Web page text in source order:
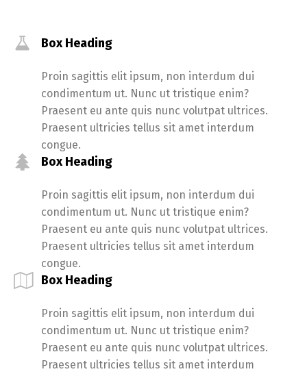
Box Heading
Proin sagittis elit ipsum, non interdum dui
condimentum ut. Nunc ut tristique enim?
Praesent eu ante quis nunc volutpat ultrices.
Praesent ultricies tellus sit amet interdum
congue.
Box Heading
Proin sagittis elit ipsum, non interdum dui
condimentum ut. Nunc ut tristique enim?
Praesent eu ante quis nunc volutpat ultrices.
Praesent ultricies tellus sit amet interdum
congue.
Box Heading
Proin sagittis elit ipsum, non interdum dui
condimentum ut. Nunc ut tristique enim?
Praesent eu ante quis nunc volutpat ultrices.
Praesent ultricies tellus sit amet interdum